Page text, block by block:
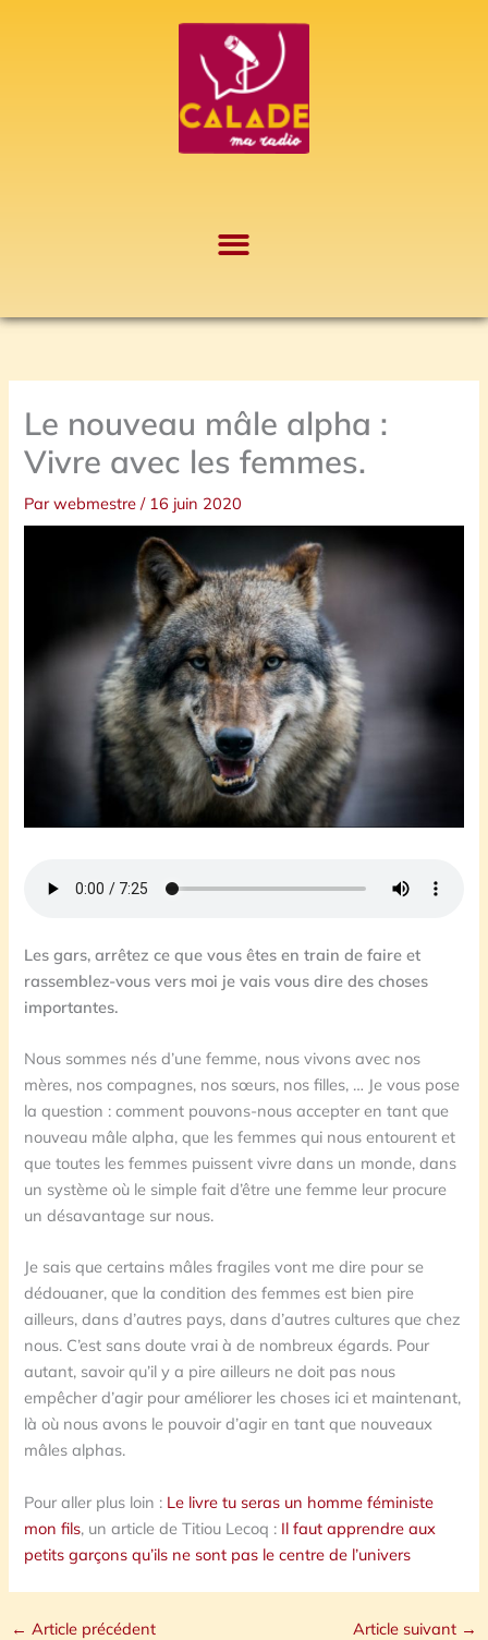
Le nouveau mâle alpha :
Vivre avec les femmes.
Parwebmestre/ 16 juin 2020
Les gars, arrêtez ce que vous êtes en train de faire et
rassemblez-vous vers moi je vais vous dire des choses
importantes.
Nous sommes nés d’une femme, nous vivons avec nos
mères, nos compagnes, nos sœurs, nos filles, … Je vous pose
la question : comment pouvons-nous accepter en tant que
nouveau mâle alpha, que les femmes qui nous entourent et
que toutes les femmes puissent vivre dans un monde, dans
un système où le simple fait d’être une femme leur procure
un désavantage sur nous.
Je sais que certains mâles fragiles vont me dire pour se
dédouaner, que la condition des femmes est bien pire
ailleurs, dans d’autres pays, dans d’autres cultures que chez
nous. C’est sans doute vrai à de nombreux égards. Pour
autant, savoir qu’il y a pire ailleurs ne doit pas nous
empêcher d’agir pour améliorer les choses ici et maintenant,
là où nous avons le pouvoir d’agir en tant que nouveaux
mâles alphas.
Pour aller plus loin : Le livre tu seras un homme féministe
mon fils, un article de Titiou Lecoq : Il faut apprendre aux
petits garçons qu’ils ne sont pas le centre de l’univers
← Article précédent Article suivant →